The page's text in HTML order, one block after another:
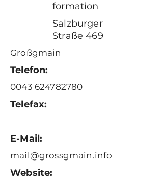
formation
Salzburger
Straße 469
Großgmain
Telefon:
0043 624782780
Telefax:
E-Mail:
mail@grossgmain.info
Website: